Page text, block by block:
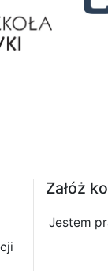
Załóż
Jestem